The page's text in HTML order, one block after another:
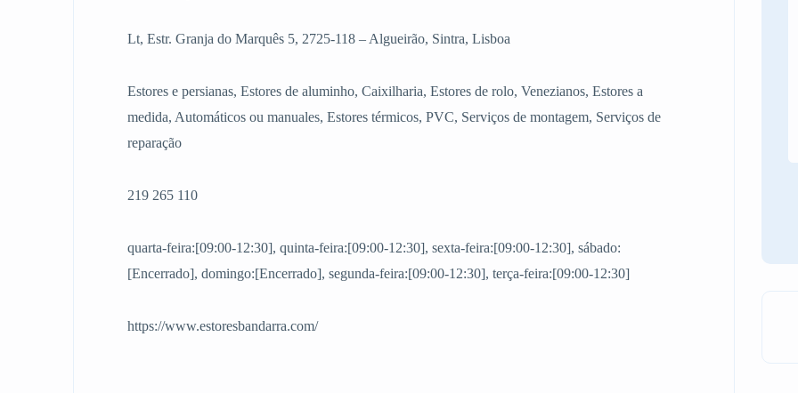
Lt, Estr. Granja do Marquês 5, 2725-118 – Algueirão, Sintra, Lisboa
Estores e persianas, Estores de aluminho, Caixilharia, Estores de rolo, Venezianos, Estores a
medida, Automáticos ou manuales, Estores térmicos, PVC, Serviços de montagem, Serviços de
reparação
219 265 110
quarta-feira:[09:00-12:30], quinta-feira:[09:00-12:30], sexta-feira:[09:00-12:30], sábado:
[Encerrado], domingo:[Encerrado], segunda-feira:[09:00-12:30], terça-feira:[09:00-12:30]
https://www.estoresbandarra.com/